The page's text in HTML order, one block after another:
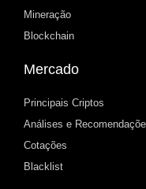
Mineração
Blockchain
Mercado
Principais Criptos
Análises e
Cotações
Blacklist